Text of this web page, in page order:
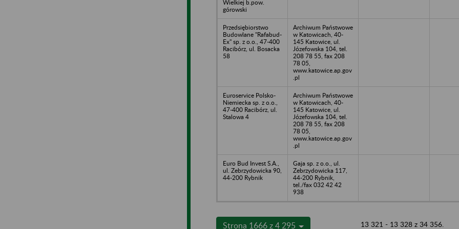
Wielkiej b.pow.
górowski
Przedsiębiorstwo
Budowlane "Rafabud-
Ex" sp. z o.o., 47-400
Racibórz, ul. Bosacka
58
Archiwum Państwowe
w Katowicach, 40-
145 Katowice, ul.
Józefowska 104, tel.
208 78 55, fax 208
78 05,
www.katowice.ap.gov
.pl
Euroservice Polsko-
Niemiecka sp. z o.o.,
47-400 Racibórz, ul.
Stalowa 4
Archiwum Państwowe
w Katowicach, 40-
145 Katowice, ul.
Józefowska 104, tel.
208 78 55, fax 208
78 05,
www.katowice.ap.gov
.pl
Euro Bud Invest S.A.,
ul. Zebrzydowicka 90,
44-200 Rybnik
Gaja sp. z o.o., ul.
Zebrzydowicka 117,
44-200 Rybnik,
tel./fax 032 42 42
938
Strona 1666 z 4 295 13 321 - 13 328 z 34 356.